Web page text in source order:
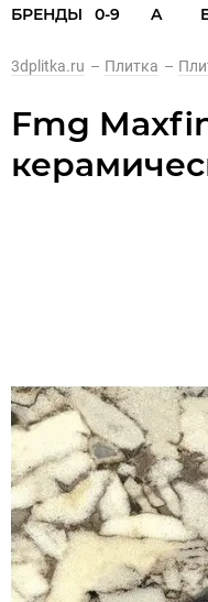
БРЕНДЫ 0-9 A
3dplitka.ru – Плитка –
Fmg